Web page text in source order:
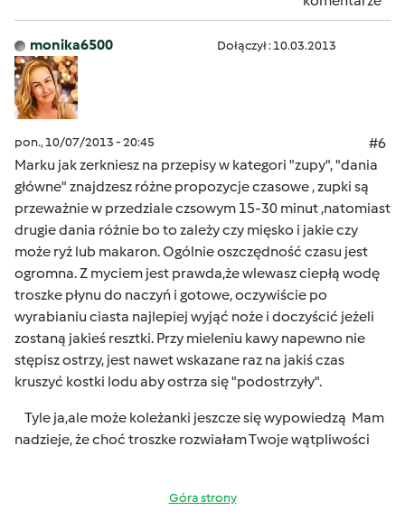
monika6500 Dołączył : 10.03.2013
pon., 10/07/2013 - 20:45
#6
Marku jak zerkniesz na przepisy w kategori "zupy", "dania
główne" znajdzesz różne propozycje czasowe , zupki są
przeważnie w przedziale czsowym 15-30 minut ,natomiast
drugie dania różnie bo to zależy czy mięsko i jakie czy
może ryż lub makaron. Ogólnie oszczędność czasu jest
ogromna. Z myciem jest prawda,że wlewasz ciepłą wodę
troszke płynu do naczyń i gotowe, oczywiście po
wyrabianiu ciasta najlepiej wyjąć noże i doczyścić jeżeli
zostaną jakieś resztki. Przy mieleniu kawy napewno nie
stępisz ostrzy, jest nawet wskazane raz na jakiś czas
kruszyć kostki lodu aby ostrza się "podostrzyły".
Tyle ja,ale może koleżanki jeszcze się wypowiedzą Mam
nadzieje, że choć troszke rozwiałam Twoje wątpliwości
Góra strony